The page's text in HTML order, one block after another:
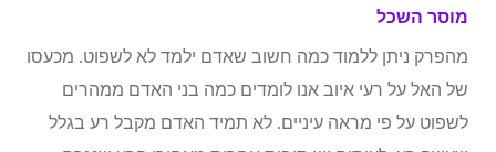
מוסר השכל
מהפרק ניתן ללמוד כמה חשוב שאדם ילמד לא לשפוט. מכעסו
של האל על רעי איוב אנו לומדים כמה בני האדם ממהרים
לשפוט על פי מראה עיניים. לא תמיד האדם מקבל רע בגלל